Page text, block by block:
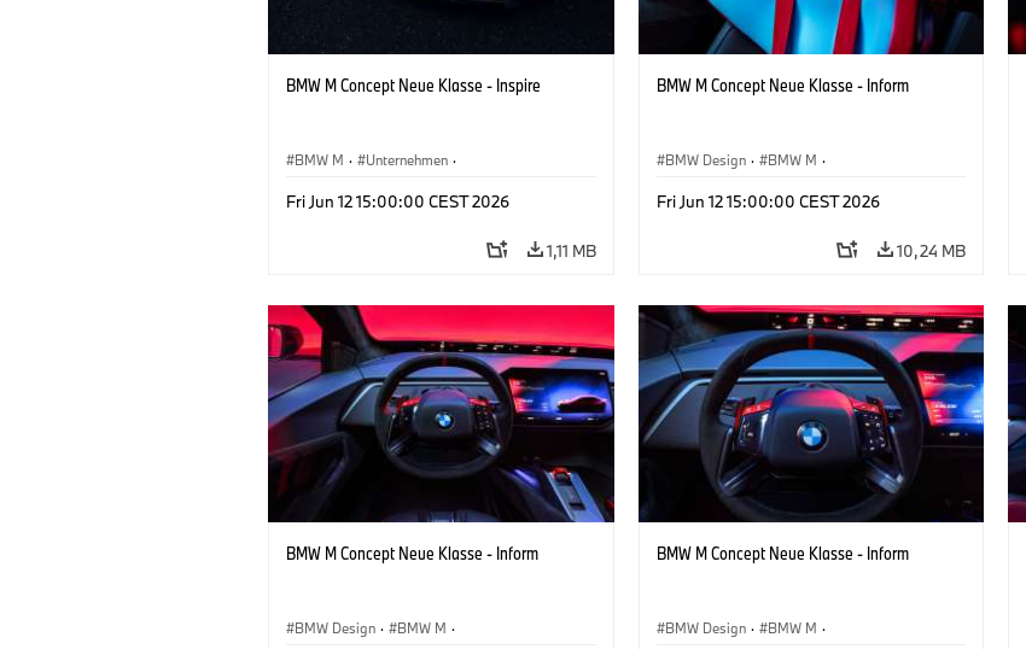
BMW M Concept Neue Klasse - Inspire
BMW M · Unternehmen ·
Fri Jun 12 15:00:00 CEST 2026
1,11 MB
BMW M Concept Neue Klasse - Inform
BMW Design · BMW M ·
Fri Jun 12 15:00:00 CEST 2026
10,24 MB
BMW M Concept Neue Klasse - Inform
BMW Design · BMW M ·
BMW M Concept Neue Klasse - Inform
BMW Design · BMW M ·